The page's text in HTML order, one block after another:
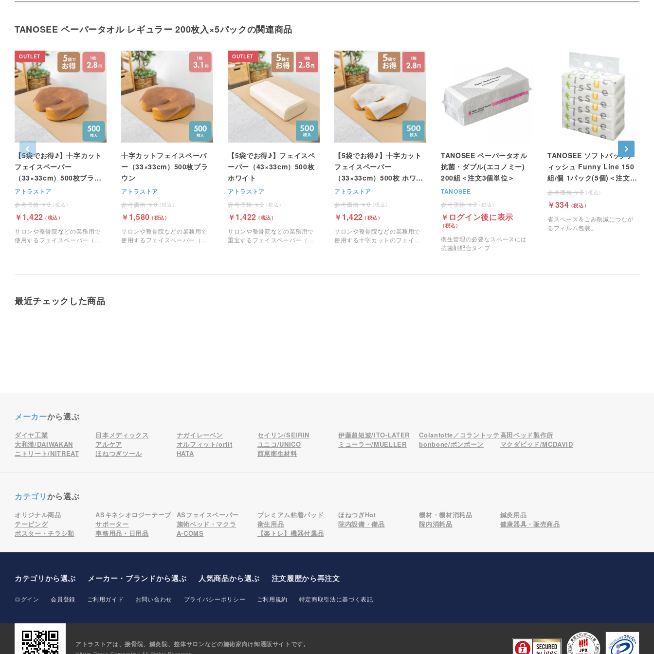
TANOSEE ペーパータオル レギュラー 200枚入×5パックの関連商品
【5袋でお得♪】十字カット
フェイスペーパー
（33×33cm）500枚ブラウ
ン
アトラストア
0
1,422
サロンや整骨院などの業務用で
使用するフェイスペーパー（十
十字カットフェイスペーパ
ー（33×33cm）500枚ブラ
ウン
アトラストア
0
1,580
サロンや整骨院などの業務用で
使用するフェイスペーパー（十
【5袋でお得♪】フェイスペ
ーパー（43×33cm）500枚
ホワイト
アトラストア
0
1,422
サロンや整骨院などの業務用で
重宝するフェイスペーパー（ピ
【5袋でお得♪】十字カット
フェイスペーパー
（33×33cm）500枚 ホワイ
ト
アトラストア
0
1,422
サロンや整骨院などの業務用で
使用する十字カットのフェイス
TANOSEE ペーパータオル
抗菌・ダブル(エコノミー)
200組＜注文3個単位＞
TANOSEE
0
ログイン後に表示
衛生管理の必要なスペースには
抗菌剤配合タイプ
TANOSEE ソフトパックテ
ィッシュ Funny Line 150
組/個 1パック(5個)＜注文2
パック単位＞
0
334
省スペース＆ごみ削減につなが
るフィルム包装。
最近チェックした商品
メーカーから選ぶ
ダイヤ工業 日本メディックス ナガイレーベン セイリン/SEIRIN 伊藤超短波/ITO-LATER Colantotte／コラントッテ高田ベッド製作所
大和漢/DAIWAKAN
アルケア オルフィット/orfit ユニコ/UNICO ミューラー/MUELLER bonbone/ボンボーン
マクダビッド/MCDAVID
ニトリート/NITREAT
ほねつぎツール HATA 西尾衛生材料
カテゴリから選ぶ
オリジナル商品 ASキネシオロジーテープ ASフェイスペーパー プレミアム粘着パッド ほねつぎHot 機材・機材消耗品
鍼灸用品
テーピング
サポーター 施術ベッド・マクラ 衛生用品 院内設備・備品 院内消耗品
健康器具・販売商品
ポスター・チラシ類
事務用品・日用品 A-COMS 【楽トレ】機器付属品
カテゴリから選ぶ メーカー ・ブランドから選ぶ 人気商品から選ぶ 注文履歴から再注文
ログイン 会員登録 ご利用ガイド お問い合わせ プライバシーポリシー ご利用規約 特定商取引法に基づく表記
アトラストアは、接骨院、鍼灸院、整体サロンなどの施術家向け卸通販サイトです。